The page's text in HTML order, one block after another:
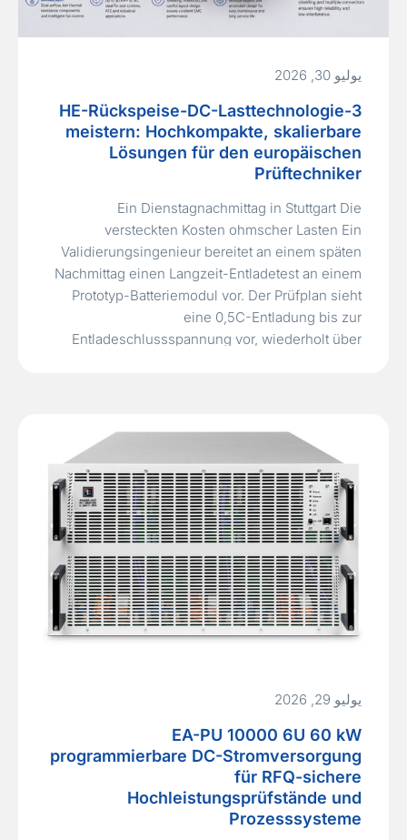
يوليو 30, 2026
3-HE-Rückspeise-DC-Lasttechnologie
meistern: Hochkompakte, skalierbare
Lösungen für den europäischen
Prüftechniker
Ein Dienstagnachmittag in Stuttgart Die
versteckten Kosten ohmscher Lasten Ein
Validierungsingenieur bereitet an einem späten
Nachmittag einen Langzeit-Entladetest an einem
Prototyp-Batteriemodul vor. Der Prüfplan sieht
eine 0,5C-Entladung bis zur
Entladeschlussspannung vor, wiederholt über
verschlingt jedoch…Read More »
يوليو 29, 2026
EA-PU 10000 6U 60 kW
programmierbare DC-Stromversorgung
für RFQ-sichere
Hochleistungsprüfstände und
Prozesssysteme